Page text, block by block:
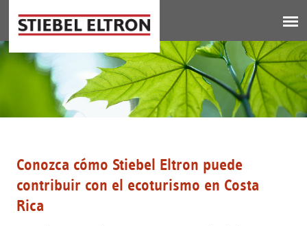
Conozca cómo Stiebel Eltron puede
contribuir con el ecoturismo en Costa
Rica